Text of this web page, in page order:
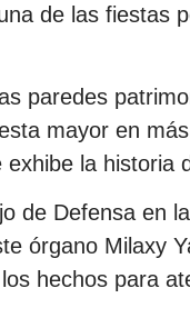
de las fiestas
paredes
mayor en
la historia
de Defensa en
órgano Milaxy
hechos para